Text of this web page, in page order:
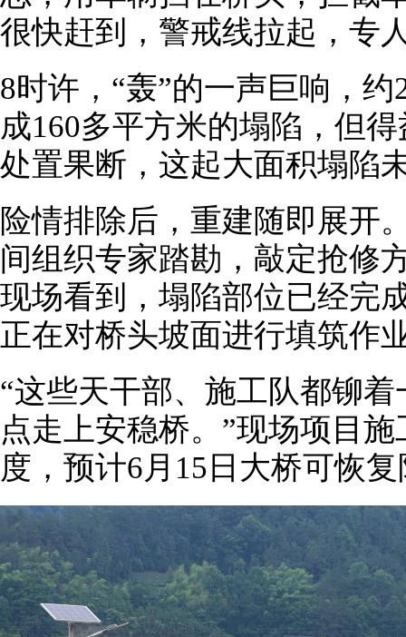
很快赶到，警戒线拉起，专
8时许，“轰”的一声巨响，
成160多平方米的塌陷，但
处置果断，这起大面积塌陷
险情排除后，重建随即展开
间组织专家踏勘，敲定抢修
现场看到，塌陷部位已经完
正在对桥头坡面进行填筑作
“这些天干部、施工队都铆
点走上安稳桥。”现场项目
度，预计6月15日大桥可恢